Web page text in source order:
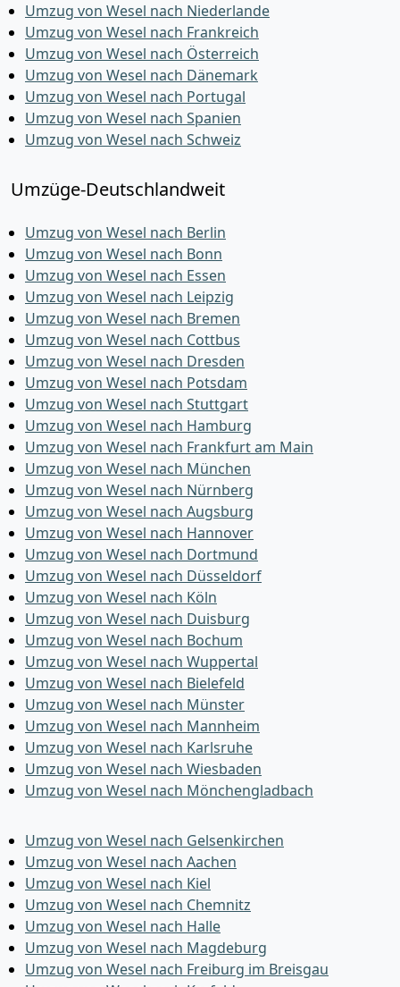
Umzug von Wesel nach Niederlande
Umzug von Wesel nach Frankreich
Umzug von Wesel nach Österreich
Umzug von Wesel nach Dänemark
Umzug von Wesel nach Portugal
Umzug von Wesel nach Spanien
Umzug von Wesel nach Schweiz
Umzüge-Deutschlandweit
Umzug von Wesel nach Berlin
Umzug von Wesel nach Bonn
Umzug von Wesel nach Essen
Umzug von Wesel nach Leipzig
Umzug von Wesel nach Bremen
Umzug von Wesel nach Cottbus
Umzug von Wesel nach Dresden
Umzug von Wesel nach Potsdam
Umzug von Wesel nach Stuttgart
Umzug von Wesel nach Hamburg
Umzug von Wesel nach Frankfurt am Main
Umzug von Wesel nach München
Umzug von Wesel nach Nürnberg
Umzug von Wesel nach Augsburg
Umzug von Wesel nach Hannover
Umzug von Wesel nach Dortmund
Umzug von Wesel nach Düsseldorf
Umzug von Wesel nach Köln
Umzug von Wesel nach Duisburg
Umzug von Wesel nach Bochum
Umzug von Wesel nach Wuppertal
Umzug von Wesel nach Bielefeld
Umzug von Wesel nach Münster
Umzug von Wesel nach Mannheim
Umzug von Wesel nach Karlsruhe
Umzug von Wesel nach Wiesbaden
Umzug von Wesel nach Mönchen­gladbach
Umzug von Wesel nach Gelsenkirchen
Umzug von Wesel nach Aachen
Umzug von Wesel nach Kiel
Umzug von Wesel nach Chemnitz
Umzug von Wesel nach Halle
Umzug von Wesel nach Magdeburg
Umzug von Wesel nach Freiburg im Breisgau